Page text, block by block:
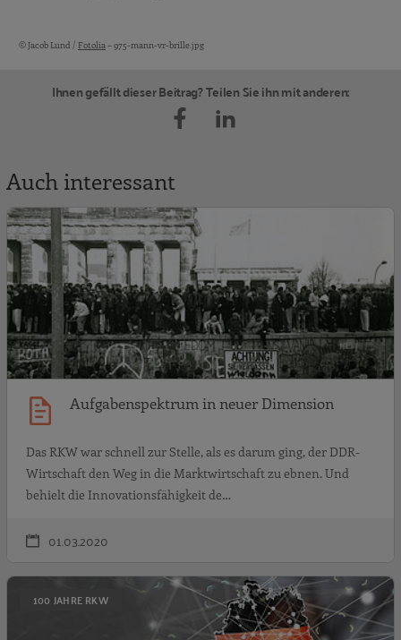
Bildquellen und Copyright-Hinweise
© Jacob Lund / Fotolia– 975-mann-vr-brille.jpg
Ihnen gefällt dieser Beitrag? Teilen Sie ihn mit anderen:
Auch interessant
Aufgabenspektrum in neuer Dimension
Das RKW war schnell zur Stelle, als es darum ging, der DDR-
Wirtschaft den Weg in die Marktwirtschaft zu ebnen. Und
behielt die Innovationsfähigkeit de…
01.03.2020
100 JAHRE RKW